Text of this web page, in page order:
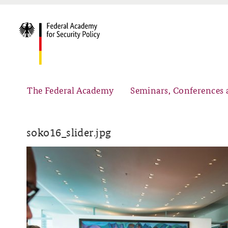
The Federal Academy
Advisory Board
Partners
Seminars, Conferences
Security Policy Course for Senior Officials
Public Events
soko16_slider.jpg